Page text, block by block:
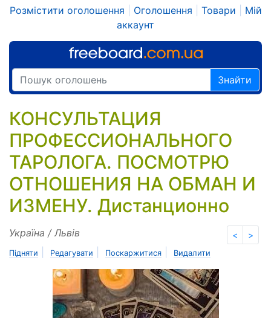
Розмістити оголошення Оголошення Товари
Мій
аккаунт
Знайти
КОНСУЛЬТАЦИЯ
ПРОФЕССИОНАЛЬНОГО
ТАРОЛОГА. ПОСМОТРЮ
ОТНОШЕНИЯ НА ОБМАН И
ИЗМЕНУ. Дистанционно
< >
Україна / Львів
Підняти Редагувати Поскаржитися Видалити